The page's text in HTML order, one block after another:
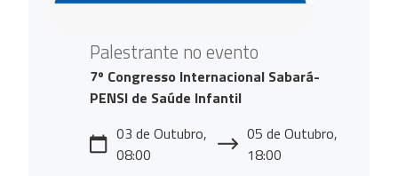
Palestrante no evento
7º Congresso Internacional Sabará-
PENSI de Saúde Infantil
03 de Outubro,
08:00
05 de Outubro,
18:00